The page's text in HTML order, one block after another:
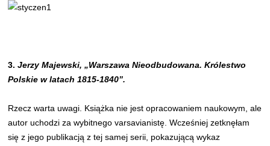
3.Jerzy Majewski, „Warszawa Nieodbudowana. Królestwo
Polskie w latach 1815-1840”.
Rzecz warta uwagi. Książka nie jest opracowaniem naukowym, ale
autor uchodzi za wybitnego varsavianistę. Wcześniej zetknęłam
się z jego publikacją z tej samej serii, pokazującą wykaz